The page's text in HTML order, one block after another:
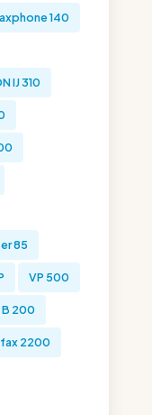
140
IJ 310
85
VP 500
B 200
2200